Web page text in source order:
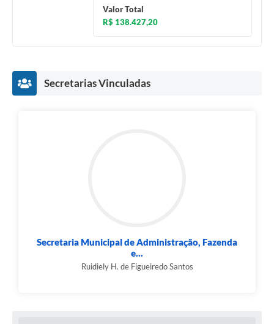
Valor Total
R$ 138.427,20
Secretarias Vinculadas
Secretaria Municipal de Administração, Fazenda
e...
Ruidiely H. de Figueiredo Santos